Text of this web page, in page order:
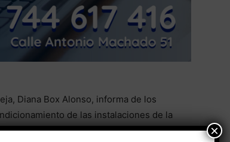
Diana Box Alonso, informa de los
de las instalaciones de la
popularmente “La
×